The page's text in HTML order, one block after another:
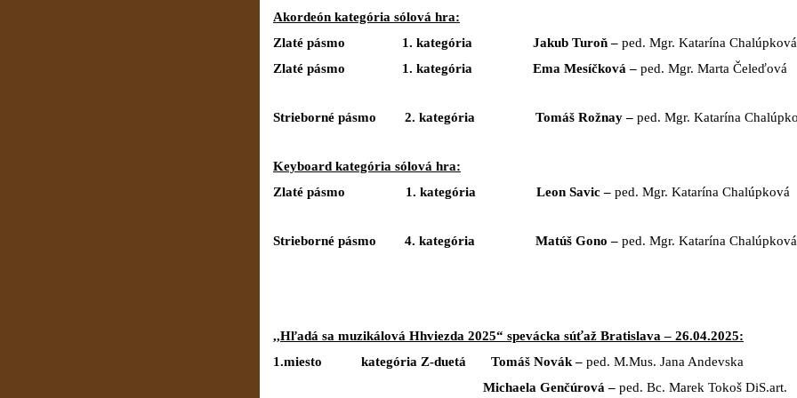
Akordeón kategória sólová hra:
Zlaté pásmo 1. kategória
Jakub Turoň – ped. Mgr. Katarína Chalúpková
Zlaté pásmo 1. kategória
Ema Mesíčková – ped. Mgr. Marta Čeleďová
Strieborné pásmo 2. kategória Tomáš Rožnay – ped. Mgr. Katarína
Keyboard kategória sólová hra:
Zlaté pásmo 1. kategória
Leon Savic – ped. Mgr. Katarína Chalúpková
Strieborné pásmo 4. kategória Matúš Gono – ped. Mgr. Katarína Chalúpková
,,Hľadá sa muzikálová Hhviezda 2025“ spevácka súťaž Bratislava – 26.04.2025:
1.miesto kategória Z-duetá Tomáš Novák – ped. M.Mus. Jana Andevska
Michaela Genčúrová – ped. Bc. Marek Tokoš DiS.art.